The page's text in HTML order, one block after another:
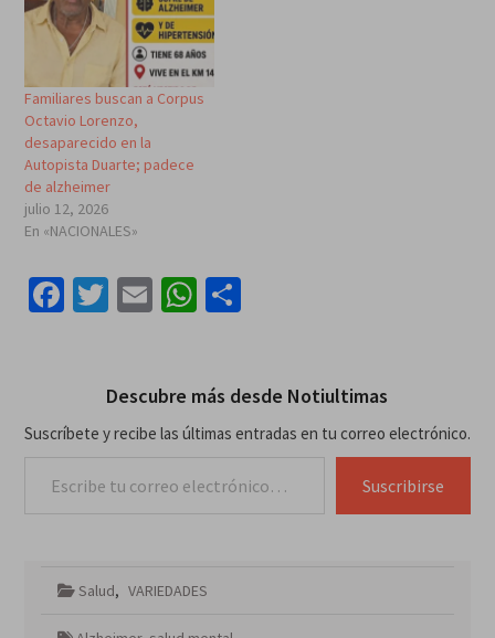
Familiares buscan a Corpus
Octavio Lorenzo,
desaparecido en la
Autopista Duarte; padece
de alzheimer
julio 12, 2026
En «NACIONALES»
Facebook
Twitter
EmailWhatsApp
Compartir
Descubre más desde Notiultimas
Suscríbete y recibe las últimas entradas en tu correo electrónico.
Suscribirse
Salud, VARIEDADES